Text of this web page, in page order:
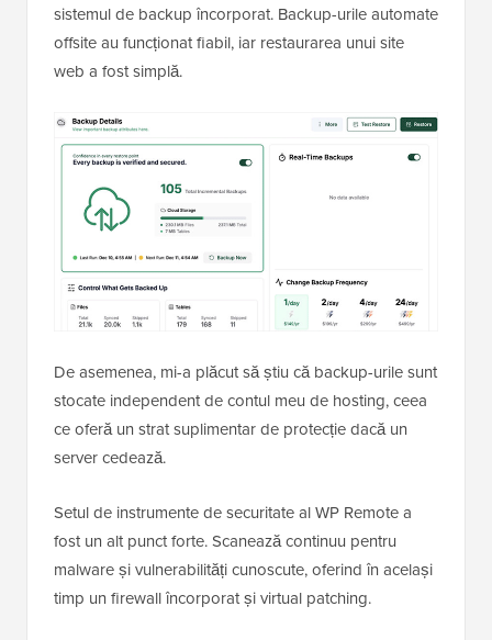
sistemul de backup încorporat. Backup-urile automate
offsite au funcționat fiabil, iar restaurarea unui site
web a fost simplă.
De asemenea, mi-a plăcut să știu că backup-urile sunt
stocate independent de contul meu de hosting, ceea
ce oferă un strat suplimentar de protecție dacă un
server cedează.
Setul de instrumente de securitate al WP Remote a
fost un alt punct forte. Scanează continuu pentru
malware și vulnerabilități cunoscute, oferind în același
timp un firewall încorporat și virtual patching.